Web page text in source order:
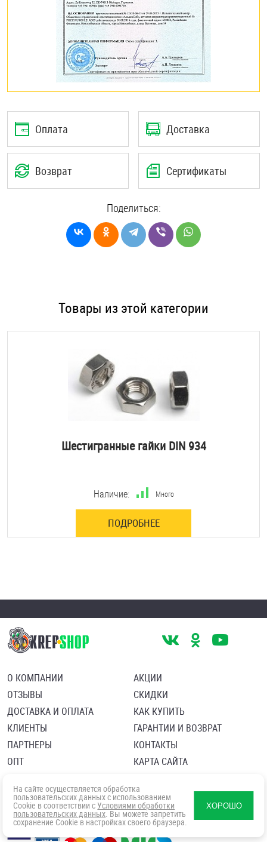
Оплата Доставка
Возврат Сертификаты
Поделиться:
Товары из этой категории
Шестигранные гайки DIN 934
Наличие: Много
ПОДРОБНЕЕ
О КОМПАНИИ
ОТЗЫВЫ
ДОСТАВКА И ОПЛАТА
КЛИЕНТЫ
ПАРТНЕРЫ
ОПТ
АКЦИИ
СКИДКИ
КАК КУПИТЬ
ГАРАНТИИ И ВОЗВРАТ
КОНТАКТЫ
КАРТА САЙТА
Политика в отношении обработки персональных данных
Согласие посетителя сайта на обработку персональных данны
На сайте осуществляется обработка
пользовательских данных с использованием
Cookie в соответствии с Условиями обработки
пользовательских данных. Вы можете запретить
сохранение Cookie в настройках своего браузера.
ХОРОШО